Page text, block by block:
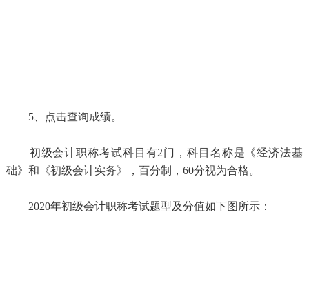
5、点击查询成绩。
初级会计职称考试科目有2门，科目名称是《经济法基
础》和《初级会计实务》，百分制，60分视为合格。
2020年初级会计职称考试题型及分值如下图所示：